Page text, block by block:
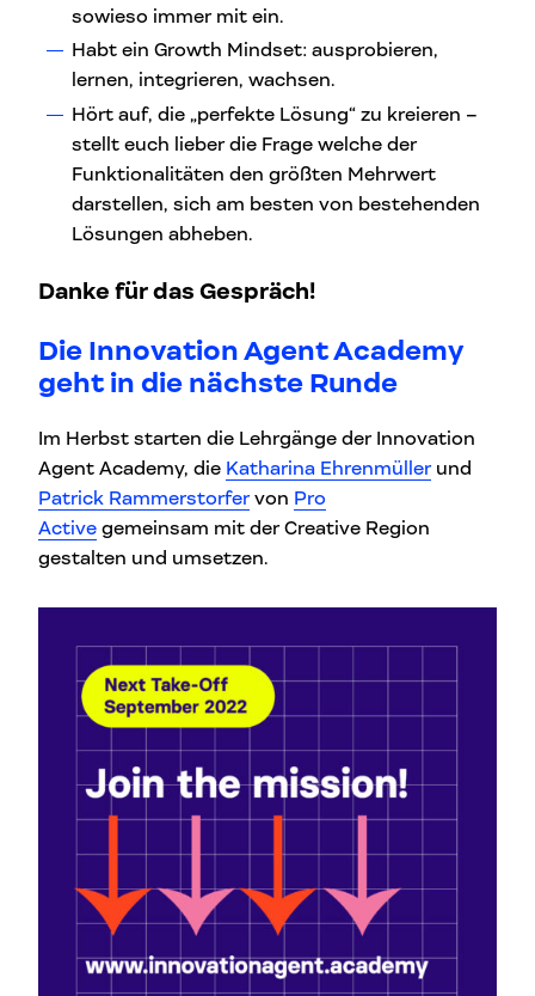
sowieso immer mit ein.
Habt ein Growth Mindset: ausprobieren,
lernen, integrieren, wachsen.
Hört auf, die „perfekte Lösung“ zu kreieren –
stellt euch lieber die Frage welche der
Funktionalitäten den größten Mehrwert
darstellen, sich am besten von bestehenden
Lösungen abheben.
Danke für das Gespräch!
Die Innovation Agent Academy
geht in die nächste Runde
Im Herbst starten die Lehrgänge der Innovation
Agent Academy, die Katharina Ehrenmüllerund
Patrick Rammerstorfervon Pro
Active gemeinsam mit der Creative Region
gestalten und umsetzen.